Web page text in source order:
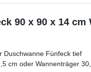
90 x 90 x 14 cm
Duschwanne Fünfeck tief
cm oder Wannenträger